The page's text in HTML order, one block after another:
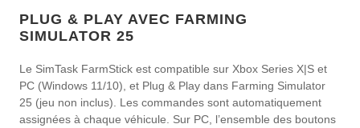
PLUG & PLAY AVEC FARMING
SIMULATOR 25
Le SimTask FarmStick est compatible sur Xbox Series X|S et
PC (Windows 11/10), et Plug & Play dans Farming Simulator
25 (jeu non inclus). Les commandes sont automatiquement
assignées à chaque véhicule. Sur PC, l’ensemble des boutons